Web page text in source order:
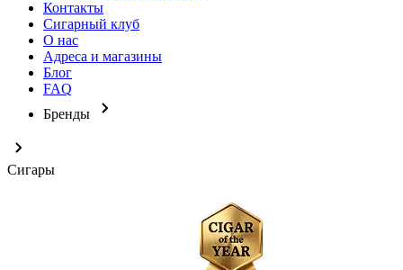
Контакты
Сигарный клуб
О нас
Адреса и магазины
Блог
FAQ
Бренды
Сигары